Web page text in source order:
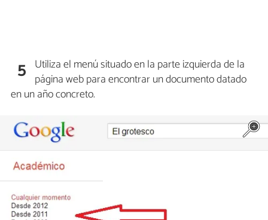
5 Utiliza el menú situado en la parte izquierda de la
página web para encontrar un documento datado
en un año concreto.